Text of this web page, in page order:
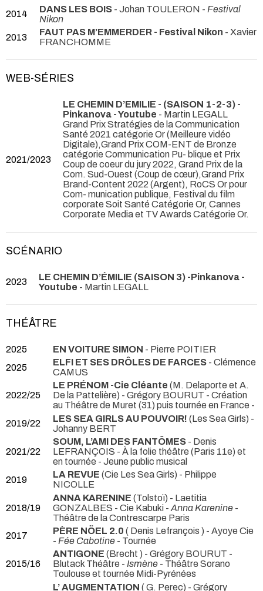
2014
DANS LES BOIS - Johan TOULERON - Festival
Nikon
2013
FAUT PAS M’EMMERDER - Festival Nikon - Xavier
FRANCHOMME
WEB-SÉRIES
2021/2023
LE CHEMIN D’EMILIE - (SAISON 1-2-3) -
Pinkanova - Youtube - Martin LEGALL
Grand Prix Stratégies de la Communication
Santé 2021 catégorie Or (Meilleure vidéo
Digitale),Grand Prix COM-ENT de Bronze
catégorie Communication Pu- blique et Prix
Coup de coeur du jury 2022, Grand Prix de la
Com. Sud-Ouest (Coup de cœur),Grand Prix
Brand-Content 2022 (Argent), RoCS Or pour
Com- munication publique, Festival du film
corporate Soit Santé Catégorie Or, Cannes
Corporate Media et TV Awards Catégorie Or.
SCÉNARIO
2023
LE CHEMIN D’ÉMILIE (SAISON 3) -Pinkanova -
Youtube - Martin LEGALL
THÉÂTRE
2025 EN VOITURE SIMON - Pierre POITIER
2025
ELFI ET SES DRÔLES DE FARCES - Clémence
CAMUS
2022/25
LE PRÉNOM -Cie Cléante (M. Delaporte et A.
De la Pattelière) - Grégory BOURUT - Création
au Théâtre de Muret (31) puis tournée en France -
2019/22
LES SEA GIRLS AU POUVOIR! (Les Sea Girls) -
Johanny BERT
2021/22
SOUM, L’AMI DES FANTÔMES - Denis
LEFRANÇOIS - À la folie théâtre (Paris 11e) et
en tournée - Jeune public musical
2019
LA REVUE (Cie Les Sea Girls) - Philippe
NICOLLE
2018/19
ANNA KARENINE (Tolstoï) - Laetitia
GONZALBES - Cie Kabuki - Anna Karenine -
Théâtre de la Contrescarpe Paris
2017
PÈRE NÖEL 2.0 ( Denis Lefrançois ) - Ayoye Cie
- Fée Cabotine - Tournée
2015/16
ANTIGONE (Brecht ) - Grégory BOURUT -
Blutack Théâtre - Ismène - Théâtre Sorano
Toulouse et tournée Midi-Pyrénées
L’ AUGMENTATION ( G. Perec) - Grégory